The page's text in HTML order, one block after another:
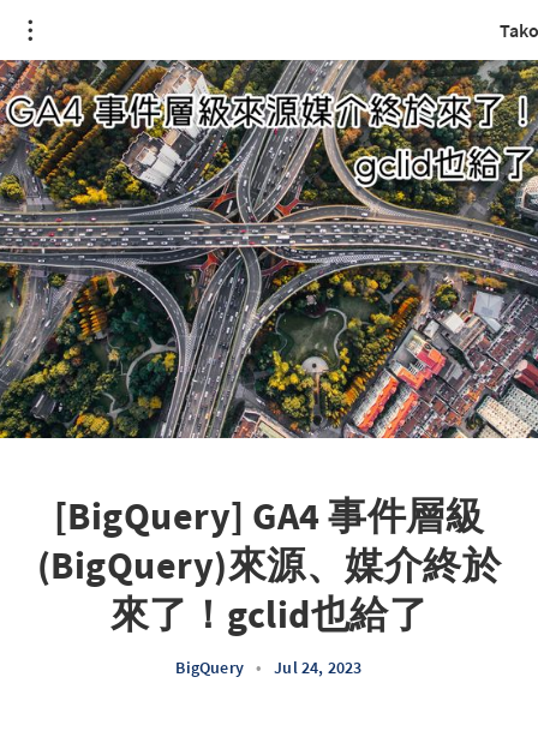
[BigQuery] GA4 事件層級
(BigQuery)來源、媒介終於
來了！gclid也給了
BigQuery • Jul 24, 2023